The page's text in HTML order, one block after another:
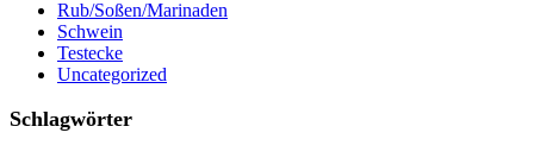
Rub/Soßen/Marinaden
Schwein
Testecke
Uncategorized
Schlagwörter